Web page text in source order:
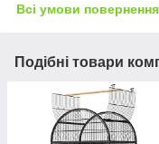
Всі умови повернення
Подібні товари